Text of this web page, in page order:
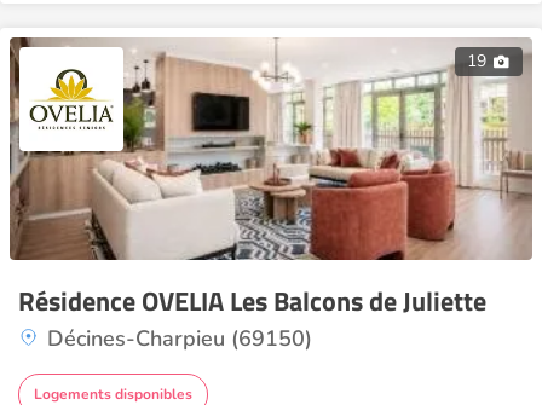
19
Résidence OVELIA Les Balcons de Juliette
Décines-Charpieu (69150)
Logements disponibles